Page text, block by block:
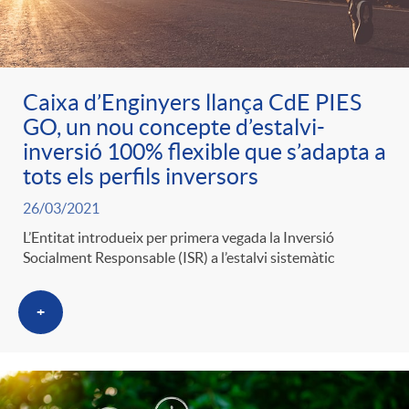
r
a
S
a
l
a
ó
p
e
r
c
a
t
t
e
n
i
d
o
A
l
i
c
a
d
o
r
Caixa d’Enginyers llança CdE PIES
GO, un nou concepte d’estalvi-
inversió 100% flexible que s’adapta a
tots els perfils inversors
26/03/2021
L’Entitat introdueix per primera vegada la Inversió
Socialment Responsable (ISR) a l’estalvi sistemàtic
+